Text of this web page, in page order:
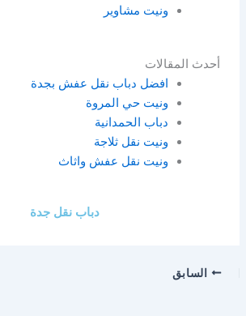
ونيت مشاوير
أحدث المقالات
افضل دباب نقل عفش بجدة
ونيت حي المروة
دباب الحمدانية
ونيت نقل ثلاجة
ونيت نقل عفش واثاث
دباب نقل جدة
السابق